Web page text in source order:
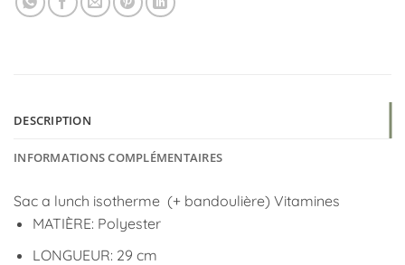
DESCRIPTION
INFORMATIONS COMPLÉMENTAIRES
Sac a lunch isotherme (+ bandoulière) Vitamines
MATIÈRE: Polyester
LONGUEUR: 29 cm